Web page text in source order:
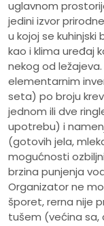
uglavnom
jedini izvor
u kojoj se kuhinjski
kao i klima uređaj
nekog od
elementarnim
seta) po broju
jednom ili dve
upotrebu) i
(gotovih jela,
mogućnosti
brzina punjenja
Organizator ne
šporet, rerna nije
tušem (većina sa,